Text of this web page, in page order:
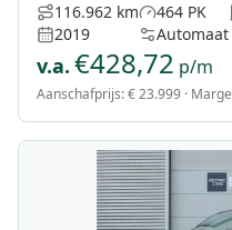
116.962 km
2019
464 PK
Automaat
v.a. €428,72 p/m
Aanschafprijs:€ 23.999 · Marge